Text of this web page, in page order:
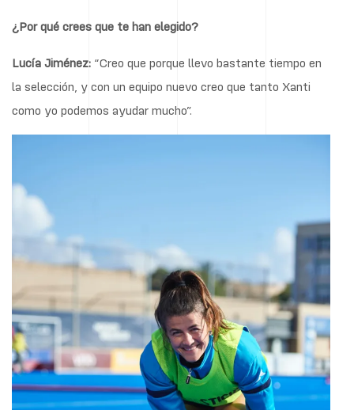
¿Por qué crees que te han elegido?
Lucía Jiménez: “Creo que porque llevo bastante tiempo en
la selección, y con un equipo nuevo creo que tanto Xanti
como yo podemos ayudar mucho”.